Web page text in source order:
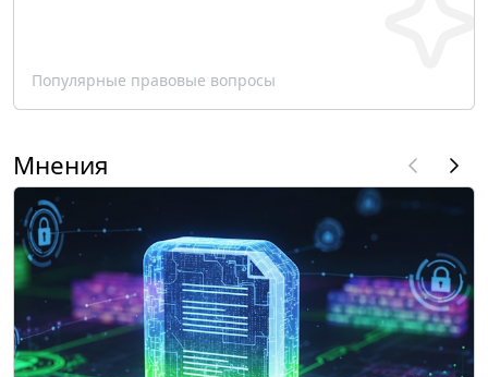
Популярные правовые вопросы
Мнения